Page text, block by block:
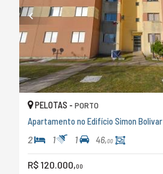
PELOTAS - PORTO
Apartamento no Edifício Simon Bolivar
2 1 1 46,00
R$ 120.000,00